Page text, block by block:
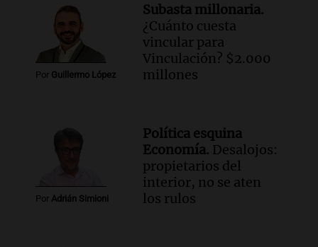
Episodios
Audio.
Jugueterías en transformación:
crece la venta online y cae el
movimiento en los locales
Audio.
Por qué nos cuesta decir que no y
qué consecuencias tiene ceder siempre
Buen día, Argentina
Audio.El alfajor argentino busca a sus
Por Guillermo López
Subasta millonaria.
¿Cuánto cuesta
vincular para
Vinculación? $2.000
millones
Por Adrián Simioni
Política esquina
Economía. Desalojos:
propietarios del
interior, no se aten
los rulos